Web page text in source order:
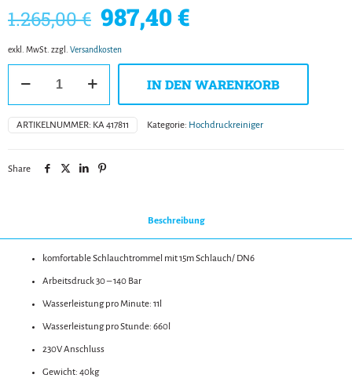
1.265,00€ Ursprünglicher
Preis
war:
1.265,00 €
987,40€
ist:
987,40 €.
exkl. MwSt. zzgl. Versandkosten
Hochdruckreiniger
TST
Menge
IN DEN WARENKORB
ARTIKELNUMMER: KA 417811 Kategorie: Hochdruckreiniger
Share
Beschreibung
komfortable Schlauchtrommel mit 15m Schlauch/ DN6
Arbeitsdruck 30 – 140 Bar
Wasserleistung pro Minute: 11l
Wasserleistung pro Stunde: 660l
230V Anschluss
Gewicht: 40kg